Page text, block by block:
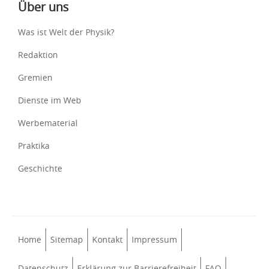
Über uns
Was ist Welt der Physik?
Redaktion
Gremien
Dienste im Web
Werbematerial
Praktika
Geschichte
Home Sitemap Kontakt Impressum